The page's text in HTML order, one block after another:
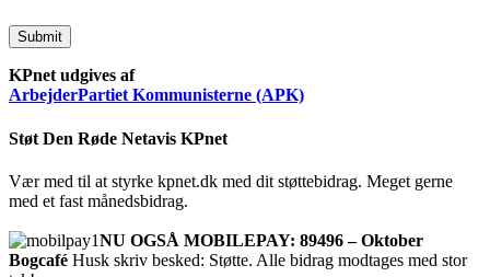
Submit
KPnet udgives af
ArbejderPartiet Kommunisterne (APK)
Støt Den Røde Netavis KPnet
Vær med til at styrke kpnet.dk med dit støttebidrag. Meget gerne
med et fast månedsbidrag.
NU OGSÅ MOBILEPAY: 89496 – Oktober
Bogcafé Husk skriv besked: Støtte. Alle bidrag modtages med stor